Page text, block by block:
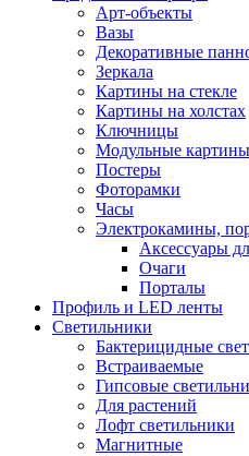
Арт-объекты
Вазы
Декоративные
Зеркала
Картины на стекле
Картины на холстах
Ключницы
Модульные картины
Постеры
Фоторамки
Часы
Электрокамины,
Аксессуары
Очаги
Порталы
Профиль и LED ленты
Светильники
Бактерицидные
Встраиваемые
Гипсовые
Для растений
Лофт светильники
Магнитные